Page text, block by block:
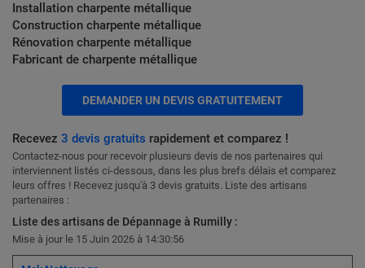
Installation charpente métallique
Construction charpente métallique
Rénovation charpente métallique
Fabricant de charpente métallique
DEMANDER UN DEVIS GRATUITEMENT
Recevez 3 devis gratuits rapidement et comparez !
Contactez-nous pour recevoir plusieurs devis de nos partenaires qui
interviennent listés ci-dessous, dans les plus brefs délais et comparez
leurs offres ! Recevez jusqu'à 3 devis gratuits. Liste des artisans
partenaires :
Liste des artisans de Dépannage à Rumilly :
Mise à jour le 15 Juin 2026 à 14:30:56